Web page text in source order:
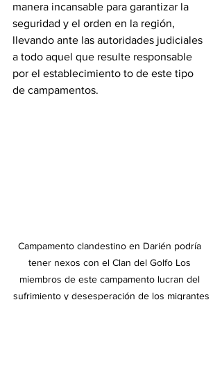
manera incansable para garantizar la
seguridad y el orden en la región,
llevando ante las autoridades judiciales
a todo aquel que resulte responsable
por el establecimiento to de este tipo
de campamentos.
Campamento clandestino en Darién podría
tener nexos con el Clan del Golfo Los
miembros de este campamento lucran del
sufrimiento y desesperación de los migrantes